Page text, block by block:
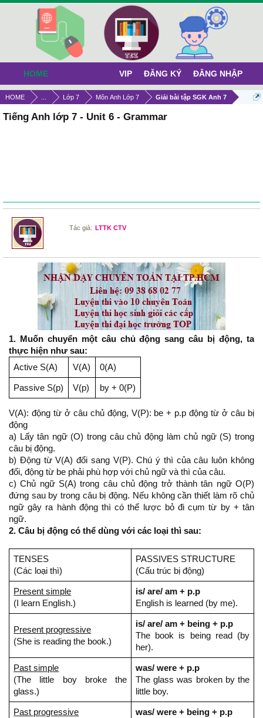
HOME Lớp 7 Môn Anh Lớp 7 Giải bài tập SGK Anh 7
Tiếng Anh lớp 7 - Unit 6 - Grammar
Tác giả: LTTK CTV
1. Muốn chuyển một câu chủ động sang câu bị động, ta
thực hiện như sau:
Active S(A)
V(A) 0(A)
Passive S(p) V(p) by + 0(P)
V(A): động từ ở câu chủ động, V(P): be + p.p động từ ở câu bị
động
a) Lấy tân ngữ (O) trong câu chủ động làm chủ ngữ (S) trong
câu bị động.
b) Động từ V(A) đổi sang V(P). Chú ý thì của câu luôn không
đổi, động từ be phải phù hợp với chủ ngữ và thì của câu.
c) Chủ ngữ S(A) trong câu chủ động trở thành tân ngữ O(P)
đứng sau by trong câu bị động. Nếu không cần thiết làm rõ chủ
ngữ gây ra hành động thì có thể lược bỏ đi cụm từ by + tân
ngữ.
2. Câu bị động có thể dùng với các loại thì sau:
TENSES
(Các loại thì)
PASSIVES STRUCTURE
(Cấu trúc bị động)
Present simple
(I learn English.)
is/ are/ am + p.p
English is learned (by me).
Present progressive
(She is reading the book.)
is/ are/ am + being + p.p
The book is being read (by
her).
Past simple
(The little boy broke the
glass.)
was/ were + p.p
The glass was broken by the
little boy.
Past progressive
was/ were + being + p.p
HOME VIP ĐĂNG KÝ ĐĂNG NHẬP